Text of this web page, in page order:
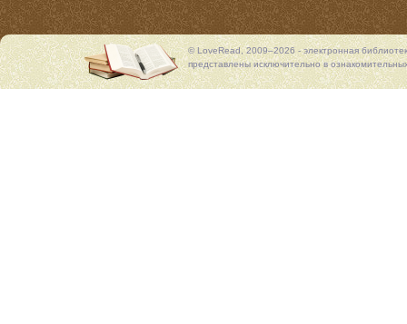
© LoveRead, 2009–2026 - электронная
представлены исключительно в